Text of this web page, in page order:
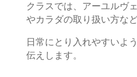
クラスでは、アーユルヴ
やカラダの取り扱い方な
日常にとり入れやすいよ
伝えします。